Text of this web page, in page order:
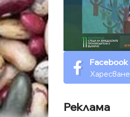
Facebook
Харесване
Реклама